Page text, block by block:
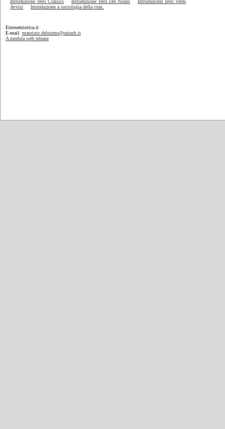
Introduzione Testi Classici Introduzione Testi Del Ninno
Introduzione Testi Verdi
Avvisi
Introduzione a sociologia della com.
Etnosemiotica.it
E-mail: maurizio.delninno@uniurb.it
A medula web release